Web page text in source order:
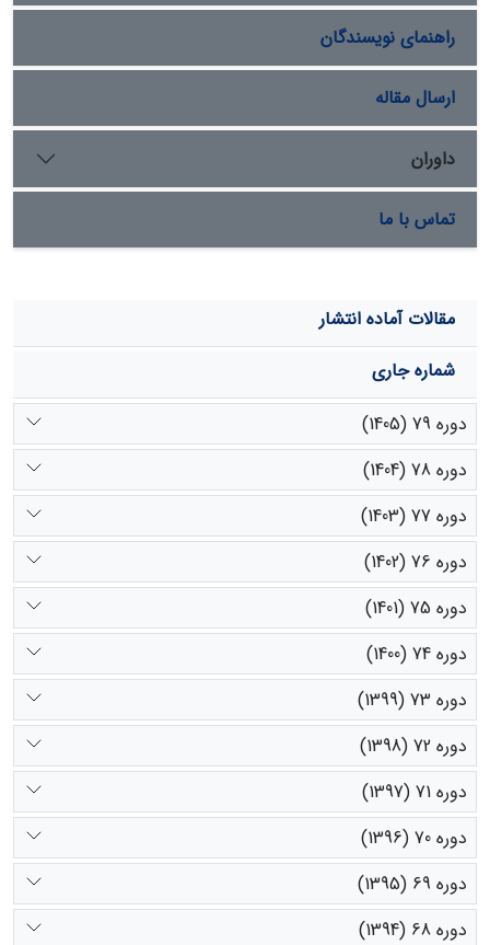
مفهومی مدل M5 این روش به‌عنوان روش مناسب جهت
برآورد بار معلق رسوب انتخاب گردید.
راهنمای نویسندگان
ارسال مقاله
داوران
تماس با ما
مقالات آماده انتشار
شماره جاری
دوره 79 (1405)
دوره 78 (1404)
دوره 77 (1403)
دوره 76 (1402)
دوره 75 (1401)
دوره 74 (1400)
دوره 73 (1399)
دوره 72 (1398)
دوره 71 (1397)
دوره 70 (1396)
دوره 69 (1395)
دوره 68 (1394)